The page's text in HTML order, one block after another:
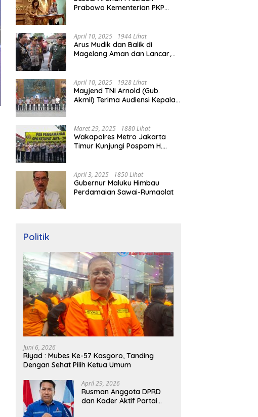
Prabowo Kementerian PKP
April 10, 2025 1944 Lihat
Arus Mudik dan Balik di
Magelang Aman dan Lancar,
April 10, 2025 1928 Lihat
Mayjend TNI Arnold (Gub.
Akmil) Terima Audiensi Kepala
Maret 29, 2025 1880 Lihat
Wakapolres Metro Jakarta
Timur Kunjungi Pospam H.
April 3, 2025 1850 Lihat
Gubernur Maluku Himbau
Perdamaian Sawai-Rumaolat
Politik
Juni 6, 2026
Riyad : Mubes Ke-57 Kasgoro, Tanding
Dengan Sehat Pilih Ketua Umum
April 29, 2026
Rusman Anggota DPRD
dan Kader Aktif Partai